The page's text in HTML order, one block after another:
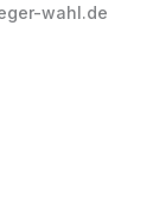
wahl.de